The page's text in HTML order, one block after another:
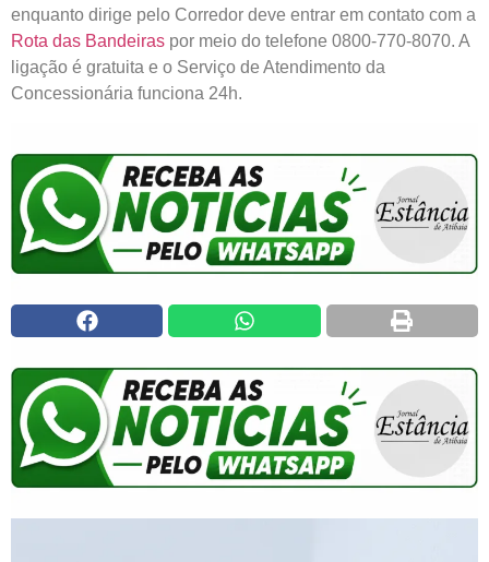
enquanto dirige pelo Corredor deve entrar em contato com a
Rota das Bandeiras por meio do telefone 0800-770-8070. A
ligação é gratuita e o Serviço de Atendimento da
Concessionária funciona 24h.